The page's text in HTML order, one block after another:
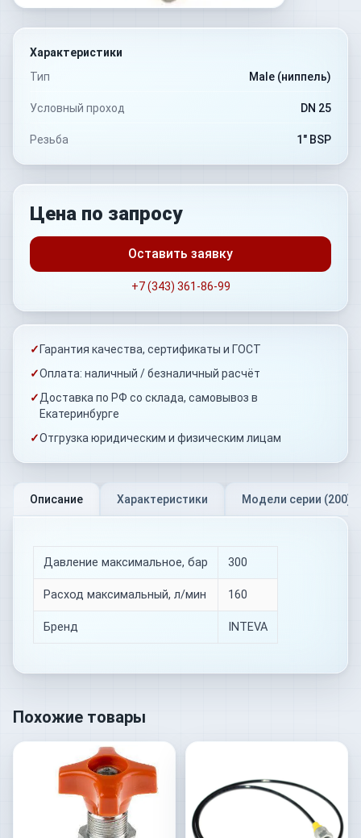
Характеристики
Тип
Male (ниппель)
Условный проход DN 25
Резьба 1" BSP
Цена по запросу
Оставить заявку
+7 (343) 361-86-99
✓ Гарантия качества, сертификаты и ГОСТ
✓Оплата: наличный / безналичный расчёт
✓Доставка по РФ со склада, самовывоз в
Екатеринбурге
✓Отгрузка юридическим и физическим лицам
Описание Характеристики Модели серии (200)
Давление максимальное, бар 300
Расход максимальный, л/мин 160
Бренд INTEVA
Похожие товары